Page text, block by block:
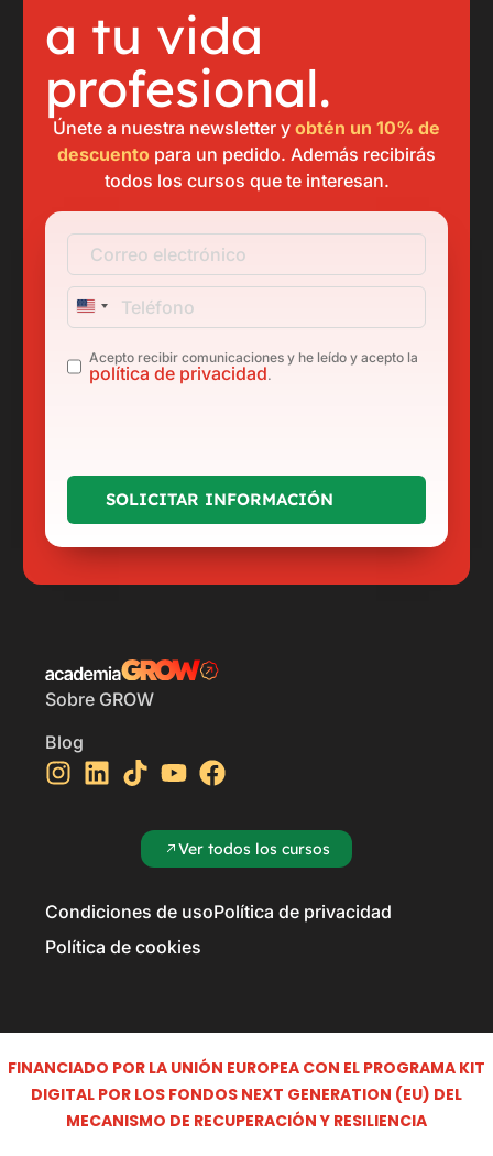
a tu vida
profesional.
Únete a nuestra newsletter y obtén un 10% de
descuento para un pedido. Además recibirás
todos los cursos que te interesan.
United
+1
Legal*
Acepto recibir comunicaciones y he leído y acepto la
política de privacidad.
Sobre GROW
Blog
Ver todos los cursos
Condiciones de usoPolítica de privacidad
Política de cookies
FINANCIADO POR LA UNIÓN EUROPEA CON EL PROGRAMA KIT
DIGITAL POR LOS FONDOS NEXT GENERATION (EU) DEL
MECANISMO DE RECUPERACIÓN Y RESILIENCIA